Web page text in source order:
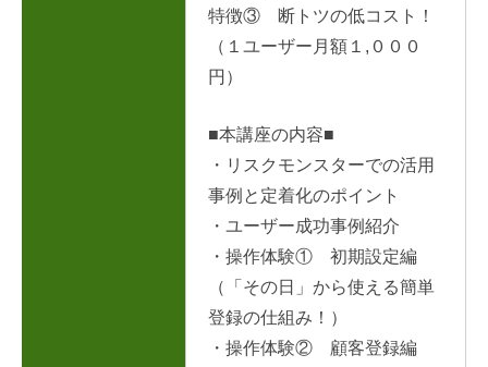
特徴③ 断トツの低コスト！
（１ユーザー月額１,０００
円）
■本講座の内容■
・リスクモンスターでの活用
事例と定着化のポイント
・ユーザー成功事例紹介
・操作体験① 初期設定編
（「その日」から使える簡単
登録の仕組み！）
・操作体験② 顧客登録編